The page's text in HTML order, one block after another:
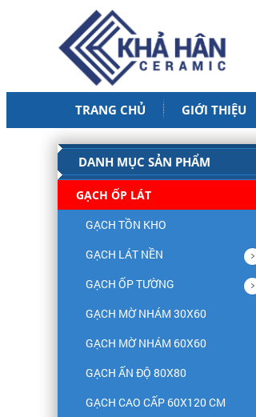
TRANG CHỦ GIỚI THIỆU
DANH MỤC SẢN PHẨM
GẠCH ỐP LÁT
GẠCH TỒN KHO
GẠCH LÁT NỀN
GẠCH ỐP TƯỜNG
GẠCH MỜ NHÁM 30X60
GẠCH MỜ NHÁM 60X60
GẠCH ẤN ĐỘ 80X80
GẠCH CAO CẤP 60X120 CM